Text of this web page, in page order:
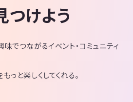
つけよう
でつながるイベント・コミュニティ
っと楽しくしてくれる。